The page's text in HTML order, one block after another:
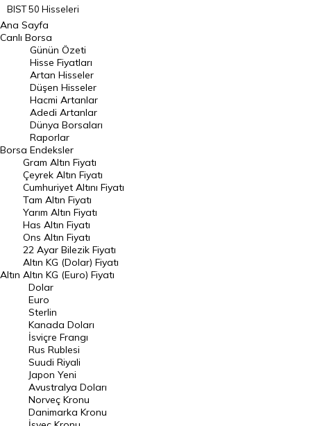
BIST 50 Hisseleri
BIST 100 Hisseleri
En Çok Artan Hisseler
En Çok Düşen Hisseler
Hacmi Artanlar
Geçmiş Kapanışlar
Dünya Borsaları
Raporlar
Endeksler
DÖVİZ
Döviz Kuru
Dolar Kuru
Euro Kuru
Pound Kuru
Frank Kuru
Riyal Kuru
Avustralya Doları
Danimarka Kronu Kuru
Kanada Doları Kuru
Ana Sayfa
Canlı Borsa
Borsa
Günün Özeti
Hisse Fiyatları
Artan Hisseler
Düşen Hisseler
Hacmi Artanlar
Adedi Artanlar
Dünya Borsaları
Raporlar
Endeksler
Altın
Gram Altın Fiyatı
Çeyrek Altın Fiyatı
Cumhuriyet Altını Fiyatı
Tam Altın Fiyatı
Yarım Altın Fiyatı
Has Altın Fiyatı
Ons Altın Fiyatı
22 Ayar Bilezik Fiyatı
Altın KG (Dolar) Fiyatı
Altın KG (Euro) Fiyatı
Dolar
Euro
Sterlin
Kanada Doları
İsviçre Frangı
Rus Rublesi
Suudi Riyali
Japon Yeni
Avustralya Doları
Norveç Kronu
Danimarka Kronu